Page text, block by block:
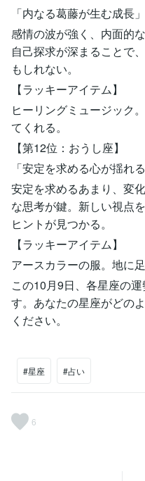
「内なる葛藤が生む成長」
感情の波が強く、内面的
自己探求が深まることで
もしれない。
【ラッキーアイテム】
ヒーリングミュージック
てくれる。
【第12位：おうし座】
「安定を求める心が揺れる
安定を求めるあまり、変
な思考が鍵。新しい視点
ヒントが見つかる。
【ラッキーアイテム】
アースカラーの服。地に
この10月9日、各星座の
す。あなたの星座がどの
ください。
#星座 #占い
6